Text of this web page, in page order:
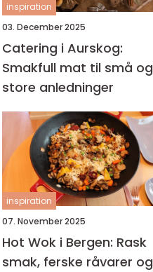
inspiration
03. December 2025
Catering i Aurskog:
Smakfull mat til små og
store anledninger
inspiration
07. November 2025
Hot Wok i Bergen: Rask
smak, ferske råvarer og